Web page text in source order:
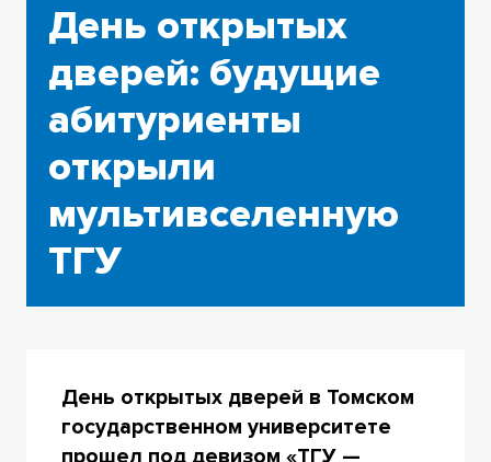
День открытых
дверей: будущие
абитуриенты
открыли
мультивселенную
ТГУ
День открытых дверей в Томском
государственном университете